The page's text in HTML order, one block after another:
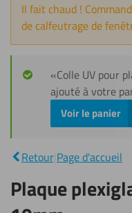
Il fait chaud !
de calfeutrage de
«Colle UV pour
ajouté à votre
Voir le panier
Retour Page d'accueil
Plaque
blanc
Opal GS
10mm
Plaque